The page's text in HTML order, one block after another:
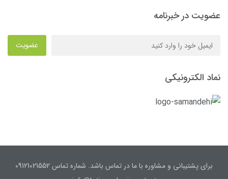
عضویت در خبرنامه
عضویت
نماد الکترونیکی
برای پشتیبانی و مشاوره با ما در تماس باشد. شماره تماس 09121021552